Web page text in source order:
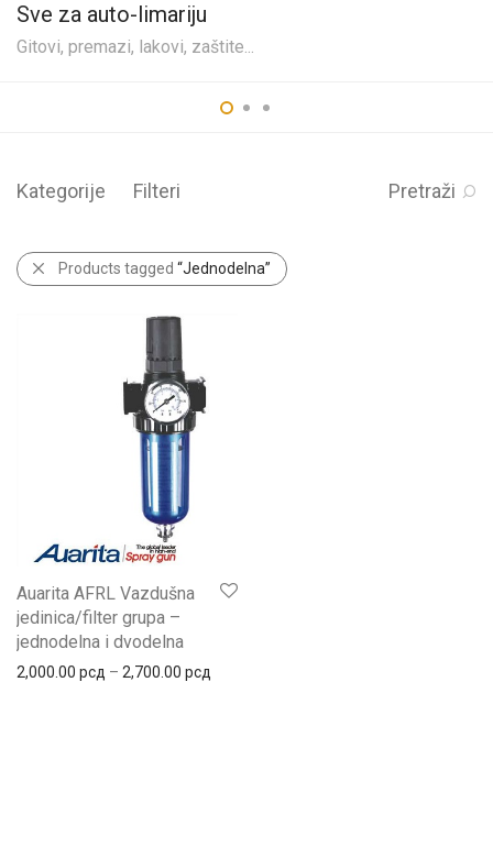
Sve za auto-limariju
Gitovi, premazi, lakovi, zaštite...
Kategorije Filteri Pretraži
Products tagged “Jednodelna”
Auarita AFRL Vazdušna
jedinica/filter grupa –
jednodelna i dvodelna
2,000.00 рсд – 2,700.00 рсд